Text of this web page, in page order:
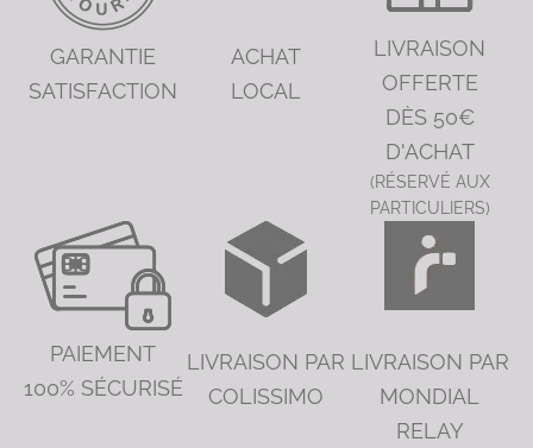
GARANTIE
SATISFACTION
ACHAT
LOCAL
LIVRAISON
OFFERTE
DÈS 50€
D'ACHAT
(RÉSERVÉ AUX
PARTICULIERS)
PAIEMENT
100% SÉCURISÉ
LIVRAISON PAR
COLISSIMO
LIVRAISON PAR
MONDIAL
RELAY